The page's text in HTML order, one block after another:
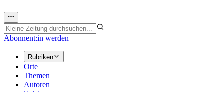
Abonnent:in werden
Rubriken
Orte
Themen
Autoren